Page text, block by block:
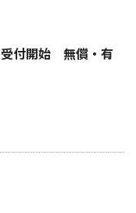
付開始 無償・有